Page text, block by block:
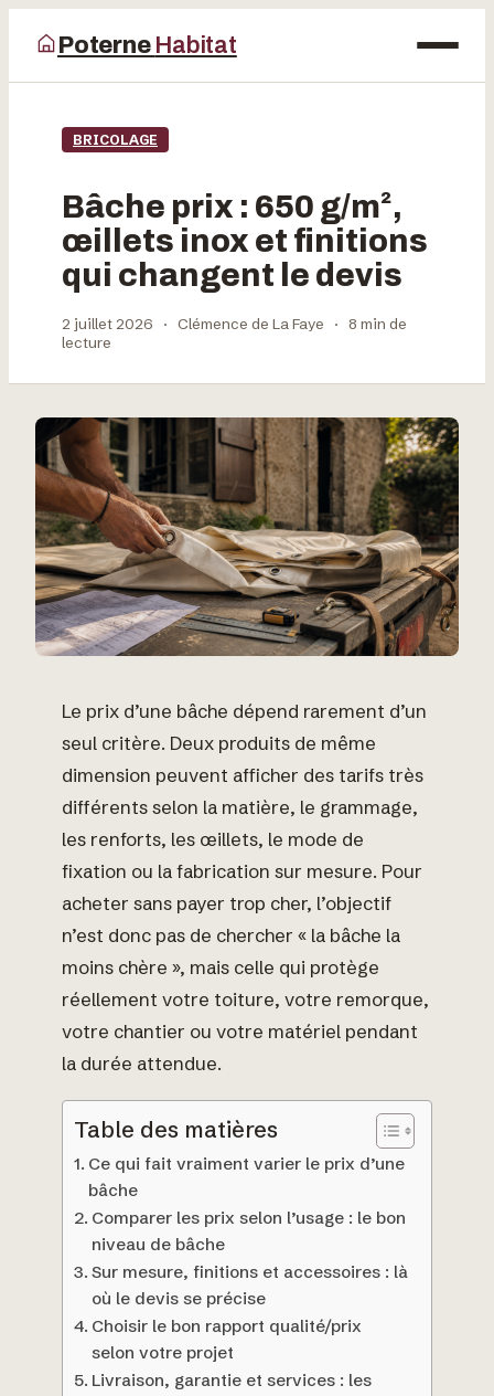
Poterne Habitat
Maison
Jardinage
BRICOLAGE
Bâche prix : 650 g/m²,
œillets inox et finitions
qui changent le devis
2 juillet 2026 · Clémence de La Faye · 8 min de
lecture
Le prix d’une bâche dépend rarement d’un
seul critère. Deux produits de même
dimension peuvent afficher des tarifs très
différents selon la matière, le grammage,
les renforts, les œillets, le mode de
fixation ou la fabrication sur mesure. Pour
acheter sans payer trop cher, l’objectif
n’est donc pas de chercher « la bâche la
moins chère », mais celle qui protège
réellement votre toiture, votre remorque,
votre chantier ou votre matériel pendant
la durée attendue.
Table des matières
Ce qui fait vraiment varier le prix d’une
bâche
Comparer les prix selon l’usage : le bon
niveau de bâche
Sur mesure, finitions et accessoires : là
où le devis se précise
Choisir le bon rapport qualité/prix
selon votre projet
Livraison, garantie et services : les